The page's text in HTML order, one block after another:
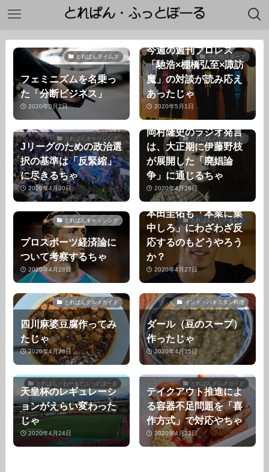
とれぱんタイムス
フェミニズムを名乗っ
た「分断ビジネス」
2020年5月2日
その他スポーツ
今週の週刊プロレス
「馳浩×棚橋弘至×諏訪
魔」の対談が読み応え
あったじゃ
2020年5月1日
とれぱんキャッシング
Jリーグのための政治選
択の基準は「反緊縮」
に尽きるちゃ
2020年4月30日
とれぱん・とーきんぐ
岡村隆史のラジオ発言
は、大正期に伊藤野枝
が展開した「廃娼論
争」に通じるちゃ
2020年4月29日
とれぱんキャッシング
プロスポーツ経済論に
ついて考察するちゃ
2020年4月28日
とれぱん・とーきんぐ
本田圭佑も「本業に集
中しろ」にわざわざ反
応するのもどうやろう
か？
2020年4月27日
とれぱんグルメガイド
四川麻婆豆腐作ってみ
たじゃ
2020年4月26日
インド・パキスタン料理
ダール（豆のスープ）
作ったじゃ
2020年4月25日
とれぱん・わーるどふっとぼーる
天皇杯のレギュレーシ
ョンがえらい変わった
じゃ
2020年4月24日
とれぱんグルメガイド
テイクアウト推進によ
る容器不足問題を「喜
作方式」で対応やちゃ
2020年4月23日